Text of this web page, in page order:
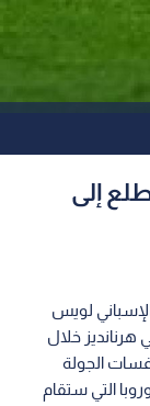
إلى
لويس
خلال
الجولة
التي ستقام